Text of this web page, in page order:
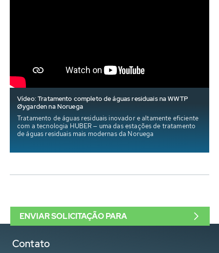
Vídeo: Tratamento completo de águas residuais na WWTP
Øygarden na Noruega
Tratamento de águas residuais inovador e altamente eficiente
com a tecnologia HUBER — uma das estações de tratamento
de águas residuais mais modernas da Noruega
Contato
ENVIAR SOLICITAÇÃO PARA